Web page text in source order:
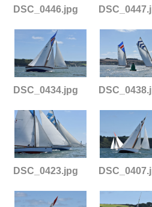
DSC_0446.jpg
DSC_0434.jpg
DSC_0423.jpg